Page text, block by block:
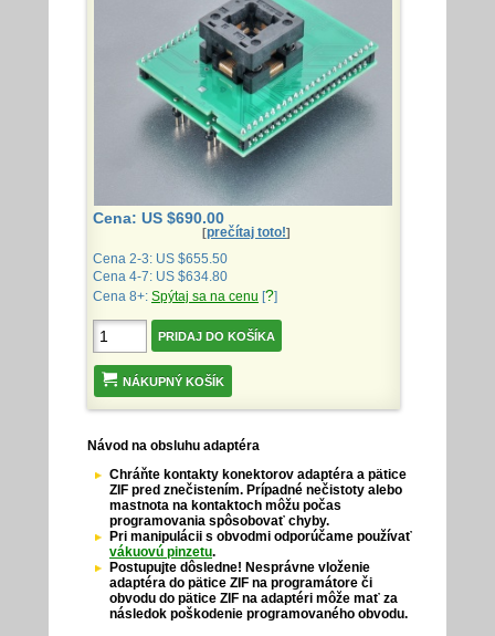
Cena: US $690.00
[prečítaj toto!]
Cena 2-3: US $655.50
Cena 4-7: US $634.80
Cena 8+: Spýtaj sa na cenu [?]
NÁKUPNÝ KOŠÍK
Návod na obsluhu adaptéra
Chráňte kontakty konektorov adaptéra a pätice
ZIF pred znečistením. Prípadné nečistoty alebo
mastnota na kontaktoch môžu počas
programovania spôsobovať chyby.
Pri manipulácii s obvodmi odporúčame používať
vákuovú pinzetu.
Postupujte dôsledne! Nesprávne vloženie
adaptéra do pätice ZIF na programátore či
obvodu do pätice ZIF na adaptéri môže mať za
následok poškodenie programovaného obvodu.